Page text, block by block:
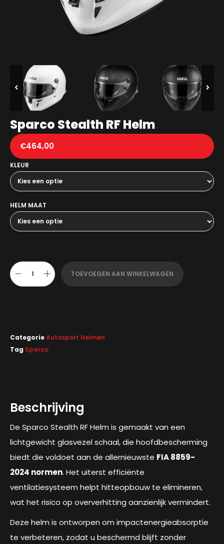
Sparco Stealth RF Helm
€464,00
KLEUR
HELM MAAT
TOEVOEGEN AAN WINKELWAGEN
CategorieAutosport Helmen
Tag Sparco
Beschrijving
De Sparco Stealth RF Helm is gemaakt van een
lichtgewicht glasvezel schaal, die hoofdbescherming
biedt die voldoet aan de allernieuwste FIA ​​8859-
2024 normen. Het uiterst efficiënte
ventilatiesysteem helpt hitteopbouw te elimineren,
wat het risico op oververhitting aanzienlijk vermindert.
Deze helm is ontworpen om impactenergieabsorptie
te verbeteren, zodat u beschermd blijft zonder